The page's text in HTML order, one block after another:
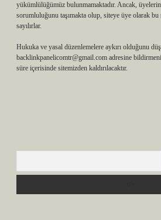
yükümlülüğümüz bulunmamaktadır. Ancak,
sorumluluğunu taşımakta olup, siteye üye olarak
sayılırlar.
Hukuka ve yasal düzenlemelere aykırı olduğunu
backlinkpanelicomtr@gmail.com adresine
süre içerisinde sitemizden kaldırılacaktır.